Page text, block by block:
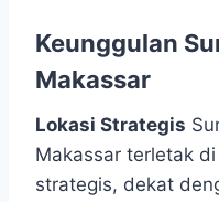
Keunggulan
Makassar
Lokasi Strategis
Makassar terletak
strategis, dekat